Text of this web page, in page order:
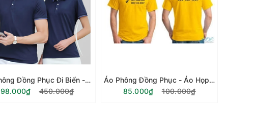
Áo Phông Đồng Phục Đi Biển - Vải Cá Sấu Co Giãn 4 Chiều PE
98.000₫
450.000₫
Áo Phông Đồng Phục - Áo Họp lớp, Áo Đi Biển
85.000₫
100.000₫